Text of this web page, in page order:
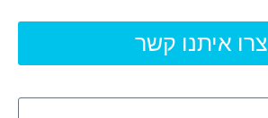
צרו איתנו קשר